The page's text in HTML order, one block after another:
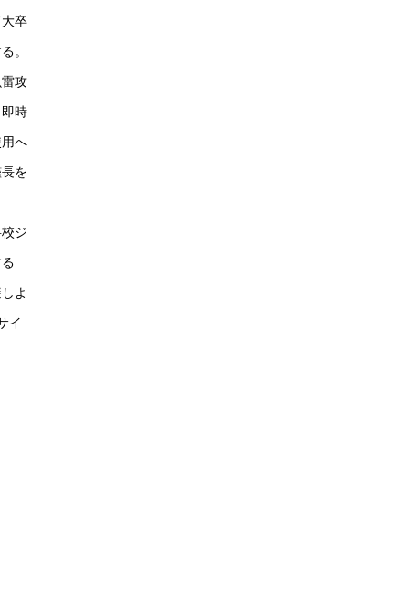
卒
。
攻
時
へ
を
ジ
よ
イ